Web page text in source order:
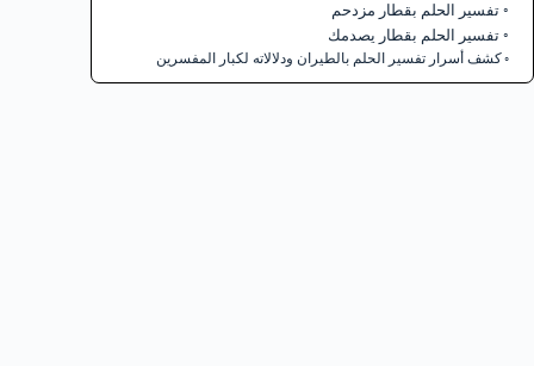
تفسير الحلم بقطار مزدحم
تفسير الحلم بقطار يصدمك
كشف أسرار تفسير الحلم بالطيران ودلالاته لكبار المفسرين